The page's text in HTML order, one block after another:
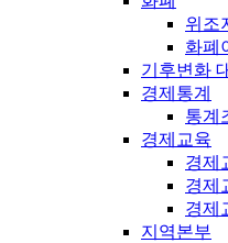
위조
화폐
기후변화
경제통계
통계
경제교육
경제
경제
경제
지역본부